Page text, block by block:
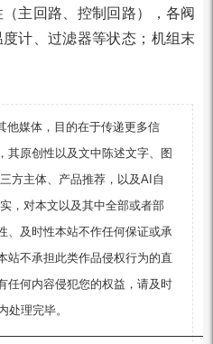
主回路、控制回路），各阀
计、过滤器等状态；机组末
他媒体，目的在于传递更多信
其原创性以及文中陈述文字、图
方主体、产品推荐，以及AI自
，对本文以及其中全部或者部
、及时性本站不作任何保证或承
站不承担此类作品侵权行为的直
任何内容侵犯您的权益，请及时
处理完毕。